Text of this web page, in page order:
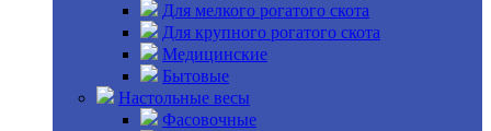
Для мелкого рогатого скота
Для крупного рогатого скота
Медицинские
Бытовые
Настольные весы
Фасовочные